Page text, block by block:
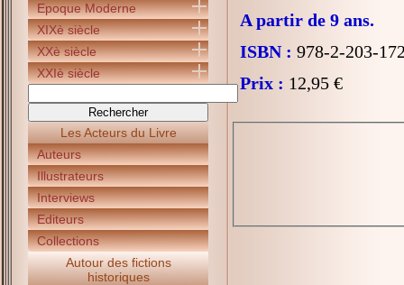
Epoque Moderne
XIXè siècle
XXè siècle
XXIè siècle
Les Acteurs du Livre
Auteurs
Illustrateurs
Interviews
Editeurs
Collections
Autour des fictions
historiques
A partir de 9 ans.
ISBN : 978-2-203-
Prix : 12,95 €